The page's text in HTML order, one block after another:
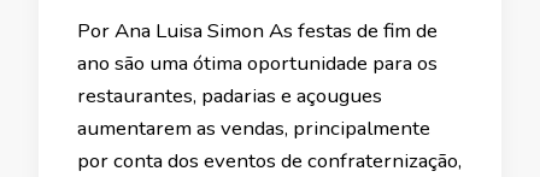
Por Ana Luisa Simon As festas de fim de
ano são uma ótima oportunidade para os
restaurantes, padarias e açougues
aumentarem as vendas, principalmente
por conta dos eventos de confraternização,